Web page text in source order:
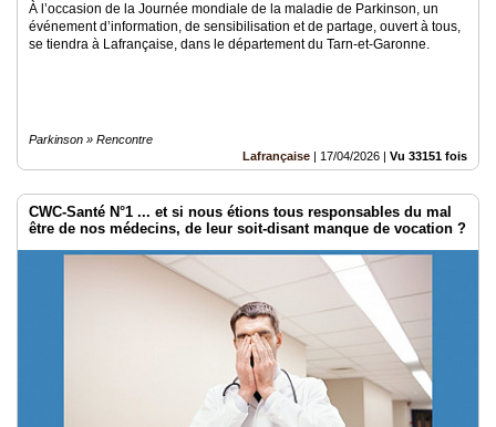
À l’occasion de la Journée mondiale de la maladie de Parkinson, un
événement d’information, de sensibilisation et de partage, ouvert à tous,
se tiendra à Lafrançaise, dans le département du Tarn-et-Garonne.
Parkinson » Rencontre
Lafrançaise | 17/04/2026 | Vu 33151 fois
CWC-Santé N°1 ... et si nous étions tous responsables du mal
être de nos médecins, de leur soit-disant manque de vocation ?